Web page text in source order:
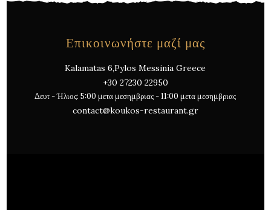
Επικοινωνήστε μαζί μας
Kalamatas 6,Pylos Messinia Greece
+30 27230 22950
Δευτ - Ήλιος: 5:00 μετα μεσημβριας - 11:00 μετα μεσημβριας
contact@koukos-restaurant.gr